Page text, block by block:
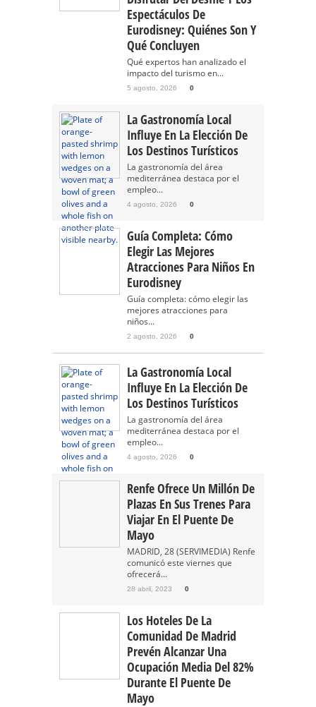
Espectáculos De
Eurodisney: Quiénes Son Y
Qué Concluyen
Qué expertos han analizado el
impacto del turismo en...
5 agosto, 2026 0
La Gastronomía Local
Influye En La Elección De
Los Destinos Turísticos
La gastronomía del área
mediterránea destaca por el
empleo...
4 agosto, 2026 0
Guía Completa: Cómo
Elegir Las Mejores
Atracciones Para Niños En
Eurodisney
Guía completa: cómo elegir las
mejores atracciones para
niños...
2 agosto, 2026 0
La Gastronomía Local
Influye En La Elección De
Los Destinos Turísticos
La gastronomía del área
mediterránea destaca por el
empleo...
4 agosto, 2026 0
Renfe Ofrece Un Millón De
Plazas En Sus Trenes Para
Viajar En El Puente De
Mayo
MADRID, 28 (SERVIMEDIA) Renfe
comunicó este viernes que
ofrecerá...
28 abril, 2023 0
Los Hoteles De La
Comunidad De Madrid
Prevén Alcanzar Una
Ocupación Media Del 82%
Durante El Puente De
Mayo